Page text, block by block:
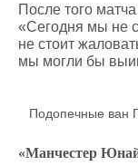
После того
«Сегодня мы не
не стоит
мы могли бы
Подопечные ван
«Манчестер